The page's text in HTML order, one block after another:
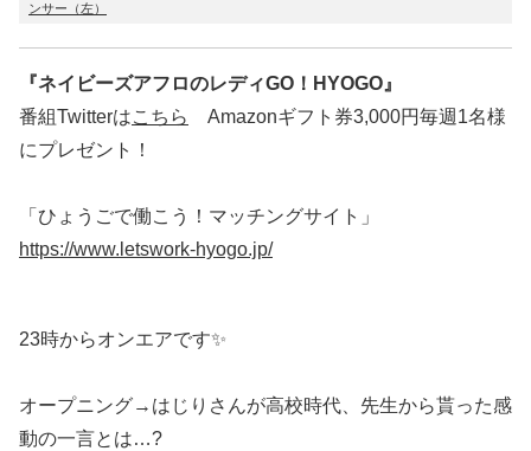
ンサー（左）
『ネイビーズアフロのレディGO！HYOGO』
番組Twitterはこちら
Amazonギフト券3,000円毎週1名様
にプレゼント！
「ひょうごで働こう！マッチングサイト」
https://www.letswork-hyogo.jp/
23時からオンエアです✨
オープニング→はじりさんが高校時代、先生から貰った感
動の一言とは…?